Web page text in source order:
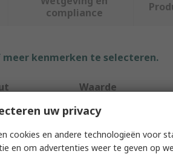
compliance
kenmerken te selecteren.
Waarde
Eaton
Busbar Trunking
uw privacy
cookies en andere technologieën voor
en om advertenties weer te geven op